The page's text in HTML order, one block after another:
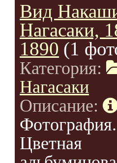
Вид
Нагасаки,
1890 (1
Категория:
Нагасаки
Описание:
Фотография.
Цветная